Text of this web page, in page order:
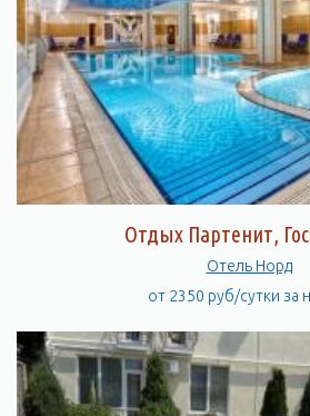
Отдых Партенит,
Отель Норд
от 2350 руб/сутки за